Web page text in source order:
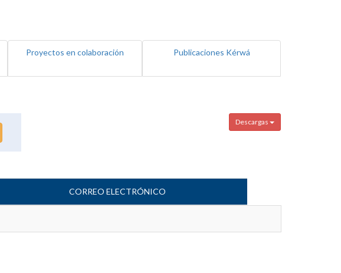
Proyectos en colaboración Publicaciones Kérwá
Descargas
CORREO ELECTRÓNICO